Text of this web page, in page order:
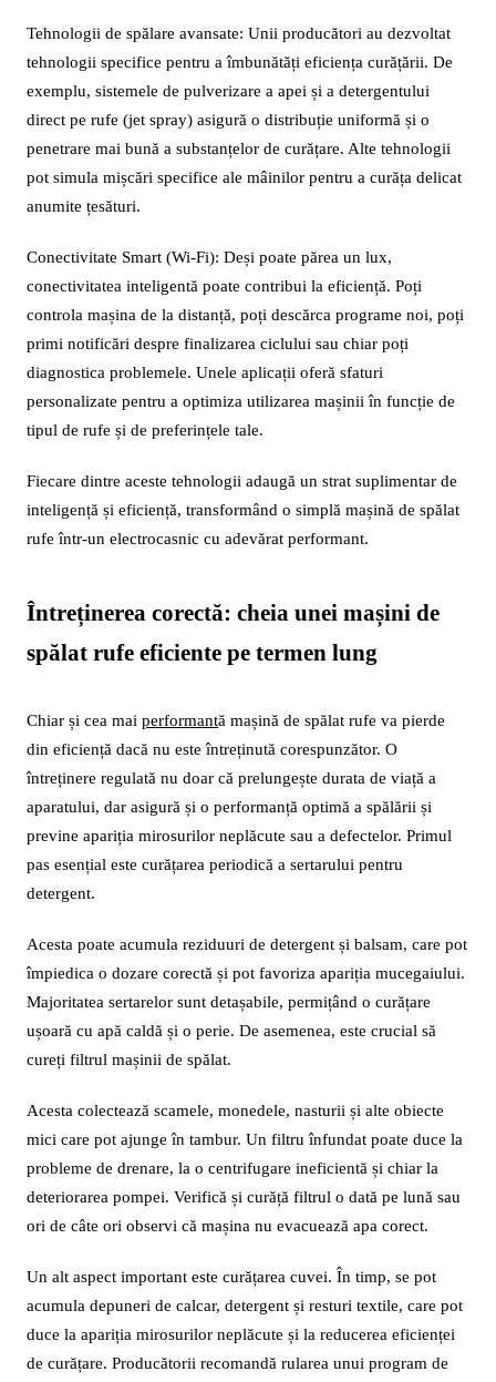
Tehnologii de spălare avansate: Unii producători au dezvoltat
tehnologii specifice pentru a îmbunătăți eficiența curățării. De
exemplu, sistemele de pulverizare a apei și a detergentului
direct pe rufe (jet spray) asigură o distribuție uniformă și o
penetrare mai bună a substanțelor de curățare. Alte tehnologii
pot simula mișcări specifice ale mâinilor pentru a curăța delicat
anumite țesături.
Conectivitate Smart (Wi-Fi): Deși poate părea un lux,
conectivitatea inteligentă poate contribui la eficiență. Poți
controla mașina de la distanță, poți descărca programe noi, poți
primi notificări despre finalizarea ciclului sau chiar poți
diagnostica problemele. Unele aplicații oferă sfaturi
personalizate pentru a optimiza utilizarea mașinii în funcție de
tipul de rufe și de preferințele tale.
Fiecare dintre aceste tehnologii adaugă un strat suplimentar de
inteligență și eficiență, transformând o simplă mașină de spălat
rufe într-un electrocasnic cu adevărat performant.
Întreținerea corectă: cheia unei mașini de
spălat rufe eficiente pe termen lung
Chiar și cea mai performantă mașină de spălat rufe va pierde
din eficiență dacă nu este întreținută corespunzător. O
întreținere regulată nu doar că prelungește durata de viață a
aparatului, dar asigură și o performanță optimă a spălării și
previne apariția mirosurilor neplăcute sau a defectelor. Primul
pas esențial este curățarea periodică a sertarului pentru
detergent.
Acesta poate acumula reziduuri de detergent și balsam, care pot
împiedica o dozare corectă și pot favoriza apariția mucegaiului.
Majoritatea sertarelor sunt detașabile, permițând o curățare
ușoară cu apă caldă și o perie. De asemenea, este crucial să
cureți filtrul mașinii de spălat.
Acesta colectează scamele, monedele, nasturii și alte obiecte
mici care pot ajunge în tambur. Un filtru înfundat poate duce la
probleme de drenare, la o centrifugare ineficientă și chiar la
deteriorarea pompei. Verifică și curăță filtrul o dată pe lună sau
ori de câte ori observi că mașina nu evacuează apa corect.
Un alt aspect important este curățarea cuvei. În timp, se pot
acumula depuneri de calcar, detergent și resturi textile, care pot
duce la apariția mirosurilor neplăcute și la reducerea eficienței
de curățare. Producătorii recomandă rularea unui program de